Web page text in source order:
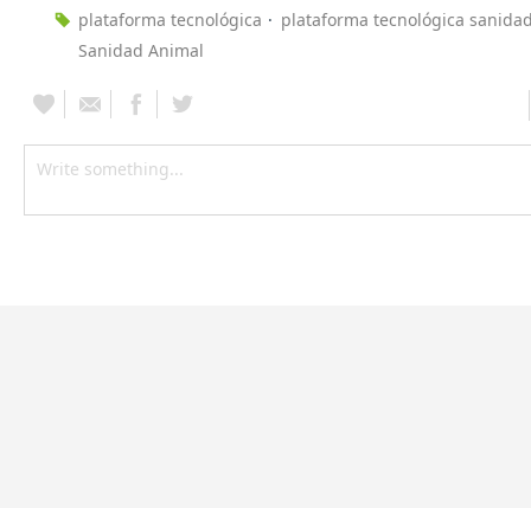
plataforma tecnológica
plataforma tecnológica
Sanidad Animal